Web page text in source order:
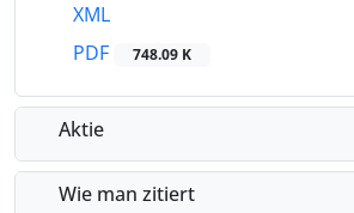
XML
PDF
748.09 K
Aktie
Wie man zitiert